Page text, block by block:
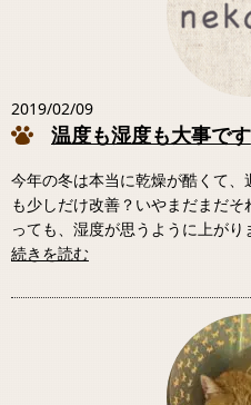
2019/02/09
温度も湿度も大事です
今年の冬は本当に乾燥が酷くて
も少しだけ改善？いやまだまだ
っても、湿度が思うように上が
続きを読む